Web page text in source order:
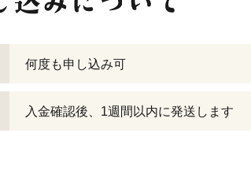
何度も申し込み可
入金確認後、1週間以内に発送します